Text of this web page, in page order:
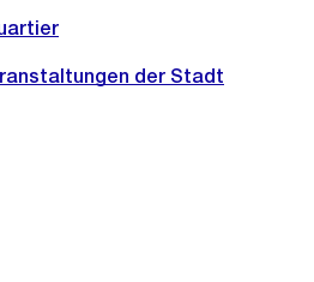
der Stadt